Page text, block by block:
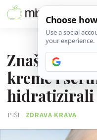
Znaš li što
kreme i
hidratizirali
PIŠE ZDRAVA KRAVA